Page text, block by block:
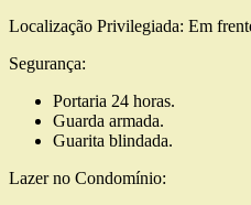
Localização Privilegiada: Em
Segurança:
Portaria 24 horas.
Guarda armada.
Guarita blindada.
Lazer no Condomínio: